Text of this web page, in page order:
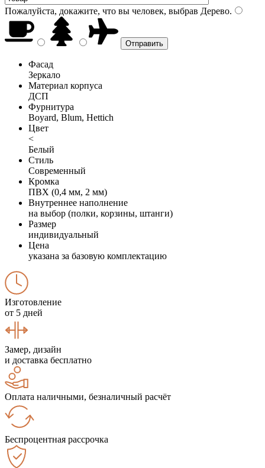
Пожалуйста, докажите, что вы человек, выбрав Дерево.
Фасад
Зеркало
Материал корпуса
ДСП
Фурнитура
Boyard, Blum, Hettich
Цвет
<
Белый
Стиль
Современный
Кромка
ПВХ (0,4 мм, 2 мм)
Внутреннее наполнение
на выбор (полки, корзины, штанги)
Размер
индивидуальный
Цена
указана за базовую комплектацию
Изготовление
от 5 дней
Замер, дизайн
и доставка бесплатно
Оплата наличными, безналичный расчёт
Беспроцентная рассрочка